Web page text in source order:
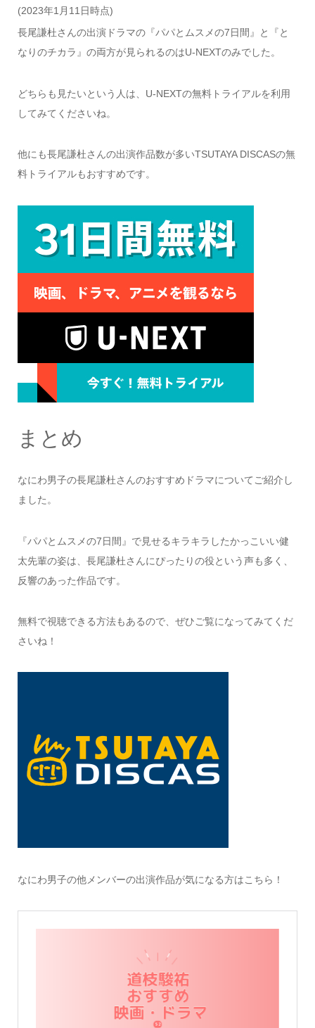
(2023年1月11日時点)
長尾謙杜さんの出演ドラマの『パパとムスメの7日間』と『と
なりのチカラ』の両方が見られるのはU-NEXTのみでした。
どちらも見たいという人は、U-NEXTの無料トライアルを利用
してみてくださいね。
他にも長尾謙杜さんの出演作品数が多いTSUTAYA DISCASの無
料トライアルもおすすめです。
まとめ
なにわ男子の長尾謙杜さんのおすすめドラマについてご紹介し
ました。
『パパとムスメの7日間』で見せるキラキラしたかっこいい健
太先輩の姿は、長尾謙杜さんにぴったりの役という声も多く、
反響のあった作品です。
無料で視聴できる方法もあるので、ぜひご覧になってみてくだ
さいね！
なにわ男子の他メンバーの出演作品が気になる方はこちら！